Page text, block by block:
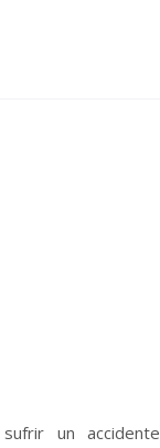
un accidente